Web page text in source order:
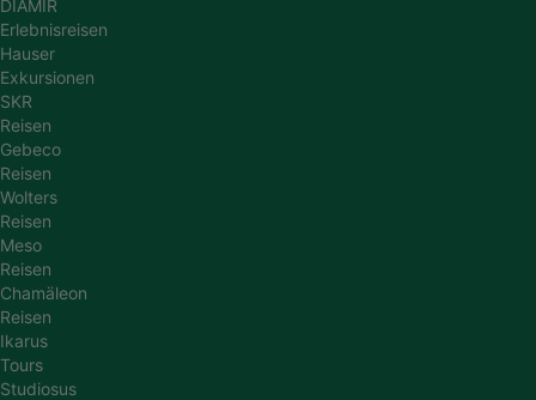
DIAMIR
Erlebnisreisen
Hauser
Exkursionen
SKR
Reisen
Gebeco
Reisen
Wolters
Reisen
Meso
Reisen
Chamäleon
Reisen
Ikarus
Tours
Studiosus